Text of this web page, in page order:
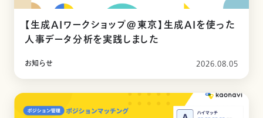
【生成AIワークショップ@東京】生成AIを使った
人事データ分析を実践しました
お知らせ 2026.08.05